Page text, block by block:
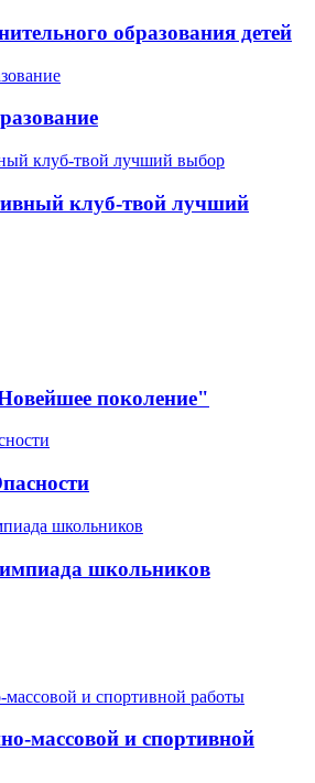
образования детей
клуб-твой лучший
поколение"
школьников
массовой и спортивной